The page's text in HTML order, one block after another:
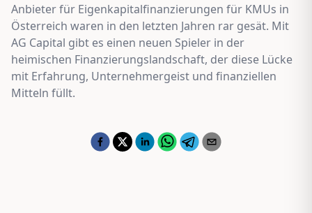
Anbieter für Eigenkapitalfinanzierungen für KMUs in
Österreich waren in den letzten Jahren rar gesät. Mit
AG Capital gibt es einen neuen Spieler in der
heimischen Finanzierungslandschaft, der diese Lücke
mit Erfahrung, Unternehmergeist und finanziellen
Mitteln füllt.